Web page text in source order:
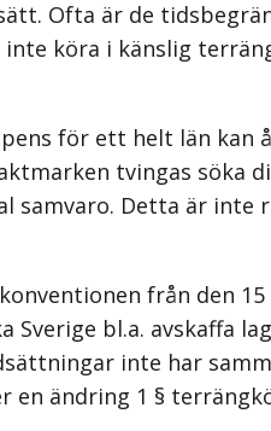
Ofta är de
köra i känslig
för ett helt län
tvingas söka
Detta är
från den
Sverige bl.a. avskaffa
inte har
en ändring 1 §